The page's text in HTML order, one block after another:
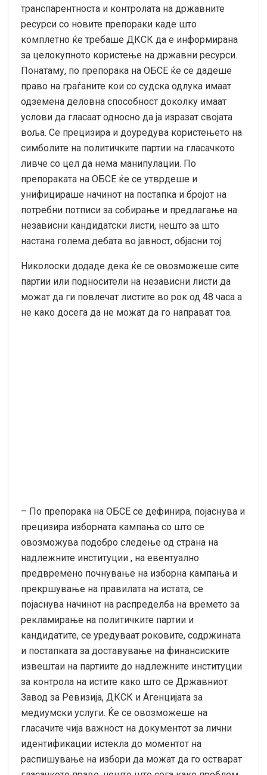
транспарентноста и контролата на државните
ресурси со новите препораки каде што
комплетно ќе требаше ДКСК да е информирана
за целокупното користење на државни ресурси.
Понатаму, по препорака на ОБСЕ ќе се дадеше
право на граѓаните кои со судска одлука имаат
одземена деловна способност доколку имаат
услови да гласаат односно да ја изразат својата
воља. Се прецизира и доуредува користењето на
симболите на политичките партии на гласачкото
ливче со цел да нема манипулации. По
препораката на ОБСЕ ќе се утврдеше и
унифицираше начинот на постапка и бројот на
потребни потписи за собирање и предлагање на
независни кандидатски листи, нешто за што
настана голема дебата во јавност, објасни тој.
Николоски додаде дека ќе се овозможеше сите
партии или подносители на независни листи да
можат да ги повлечат листите во рок од 48 часа а
не како досега да не можат да го направат тоа.
– По препорака на ОБСЕ се дефинира, појаснува и
прецизира изборната кампања со што се
овозможува подобро следење од страна на
надлежните институции , на евентуално
предвремено почнување на изборна кампања и
прекршување на правилата на истата, се
појаснува начинот на распределба на времето за
рекламирање на политичките партии и
кандидатите, се уредуваат роковите, содржината
и постапката за доставување на финансиските
извештаи на партиите до надлежните институции
за контрола на истите како што се Државниот
Завод за Ревизија, ДКСК и Агенцијата за
медиумски услуги. Ќе се овозможеше на
гласачите чија важност на документот за лични
идентификации истекла до моментот на
распишување на избори да можат да го остварат